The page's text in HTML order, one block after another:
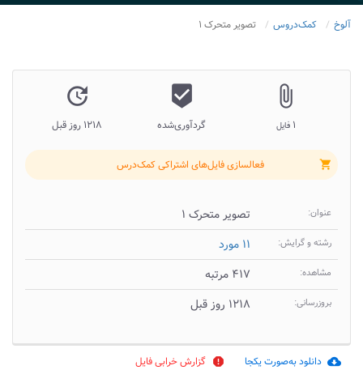
آلوخ کمک‌دروس تصویر متحرک ۱
attach_file
۱ فایل
beenhere
گردآوری‌شده
update
۱۲۱۸ روز قبل
shopping_cart فعالسازی فایل‌های اشتراکی کمک‌درس
عنوان: تصویر متحرک ۱
رشته و گرایش: ۱۱ مورد
مشاهده: ۴۱۷ مرتبه
بروزرسانی: ۱۲۱۸ روز قبل
cloud_download دانلود به‌صورت یکجا report گزارش خرابی فایل